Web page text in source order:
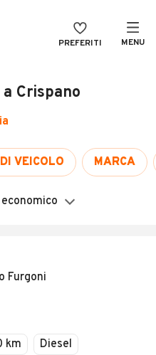
PREFERITI MENU
Crispano
VEICOLO MARCA